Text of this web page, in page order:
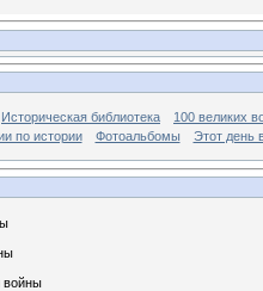
Историческая библиотека
100 великих
по истории
Фотоальбомы Этот день
войны